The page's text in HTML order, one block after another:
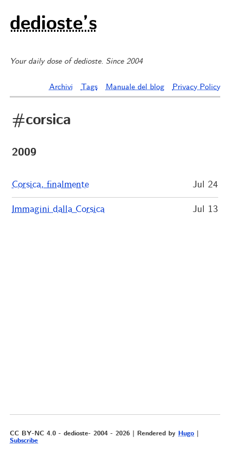
dedioste’s
Your daily dose of dedioste. Since 2004
Archivi Tags Manuale del blog Privacy Policy
#corsica
2009
Corsica, finalmente Jul 24
Immagini dalla Corsica Jul 13
CC BY-NC 4.0 - dedioste- 2004 - 2026 | Rendered byHugo |
Subscribe